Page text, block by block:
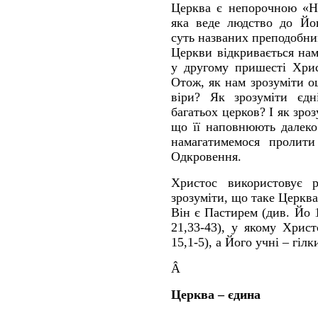
Церква є непорочною
яка веде людство до
суть названих
Церкви відкривається
у другому пришесті
Отож, як нам зрозуміти
віри? Як зрозуміти
багатьох церков? І як
що її наповнюють
намагатимемося
Одкровення.
Христос використовує
зрозуміти, що таке
Він є Пастирем (див. Йо
21,33-43), у якому
15,1-5), а Його учні –
Â
Церква – єдина